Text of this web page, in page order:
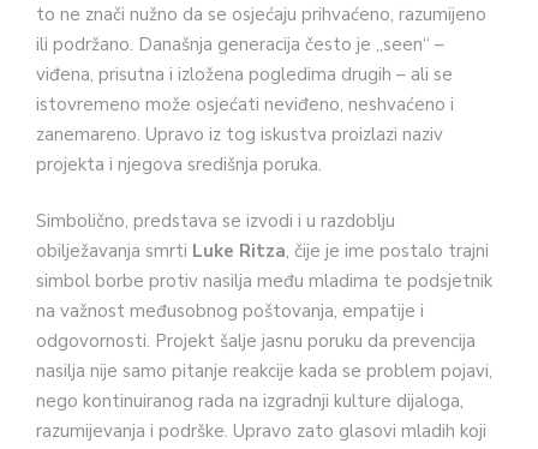
to ne znači nužno da se osjećaju prihvaćeno, razumijeno
ili podržano. Današnja generacija često je „seen“ –
viđena, prisutna i izložena pogledima drugih – ali se
istovremeno može osjećati neviđeno, neshvaćeno i
zanemareno. Upravo iz tog iskustva proizlazi naziv
projekta i njegova središnja poruka.
Simbolično, predstava se izvodi i u razdoblju
obilježavanja smrti Luke Ritza, čije je ime postalo trajni
simbol borbe protiv nasilja među mladima te podsjetnik
na važnost međusobnog poštovanja, empatije i
odgovornosti. Projekt šalje jasnu poruku da prevencija
nasilja nije samo pitanje reakcije kada se problem pojavi,
nego kontinuiranog rada na izgradnji kulture dijaloga,
razumijevanja i podrške. Upravo zato glasovi mladih koji